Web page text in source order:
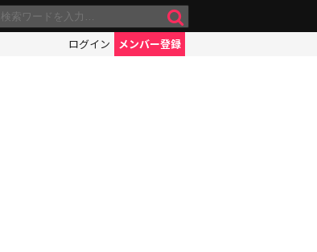
ログイン メンバー登録